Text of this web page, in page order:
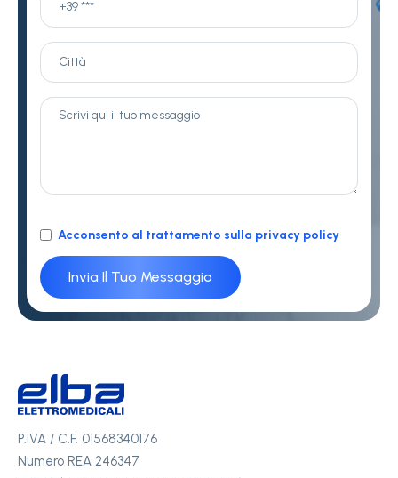
Acconsento al trattamento sulla privacy policy
P.IVA / C.F. 01568340176
Numero REA 246347